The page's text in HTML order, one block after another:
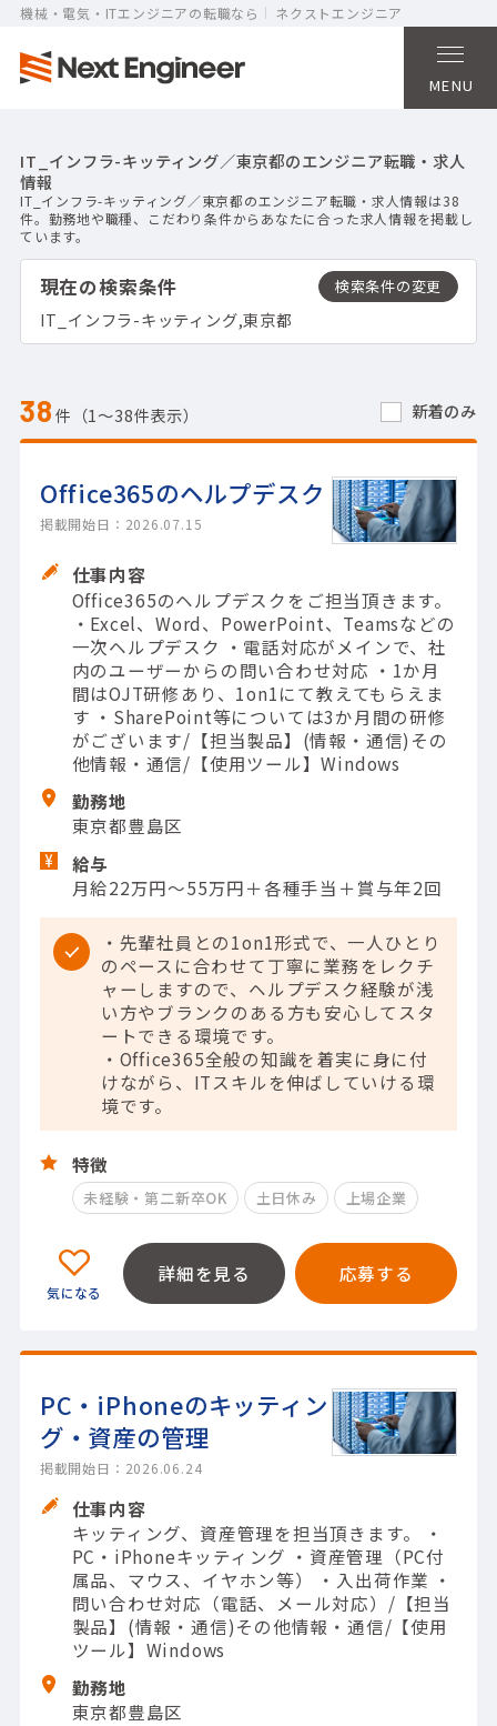
機械・電気・ITエンジニアの転職なら ネクストエンジニア
MENU
IT_インフラ-キッティング／東京都のエンジニア転職・求人
情報
IT_インフラ-キッティング／東京都のエンジニア転職・求人情報は38
件。勤務地や職種、こだわり条件からあなたに合った求人情報を掲載し
ています。
現在の検索条件
IT_インフラ-キッティング,東京都
38件（1〜38件表示） 新着のみ
Office365のヘルプデスク
掲載開始日：2026.07.15
仕事内容
Office365のヘルプデスクをご担当頂きます。
・Excel、Word、PowerPoint、Teamsなどの
一次ヘルプデスク ・電話対応がメインで、社
内のユーザーからの問い合わせ対応 ・1か月
間はOJT研修あり、1on1にて教えてもらえま
す ・SharePoint等については3か月間の研修
がございます/【担当製品】(情報・通信)その
他情報・通信/【使用ツール】Windows
勤務地
東京都豊島区
給与
月給22万円～55万円＋各種手当＋賞与年2回
・先輩社員との1on1形式で、一人ひとり
のペースに合わせて丁寧に業務をレクチ
ャーしますので、ヘルプデスク経験が浅
い方やブランクのある方も安心してスタ
ートできる環境です。
・Office365全般の知識を着実に身に付
けながら、ITスキルを伸ばしていける環
境です。
特徴
未経験・第二新卒OK 土日休み 上場企業
詳細を見る 応募する
PC・iPhoneのキッティン
グ・資産の管理
掲載開始日：2026.06.24
仕事内容
キッティング、資産管理を担当頂きます。 ・
PC・iPhoneキッティング ・資産管理（PC付
属品、マウス、イヤホン等） ・入出荷作業 ・
問い合わせ対応（電話、メール対応）/【担当
製品】(情報・通信)その他情報・通信/【使用
ツール】Windows
勤務地
東京都豊島区